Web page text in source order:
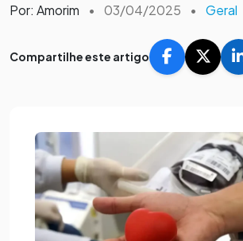
Por: Amorim • 03/04/2025 • Geral
Compartilhe este artigo